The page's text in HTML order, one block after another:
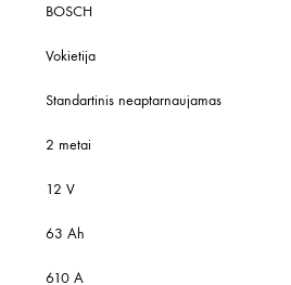
BOSCH
Vokietija
Standartinis neaptarnaujamas
2 metai
12 V
63 Ah
610 A